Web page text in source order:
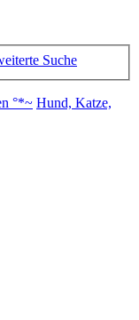
Suche
°*~ Hund, Katze,